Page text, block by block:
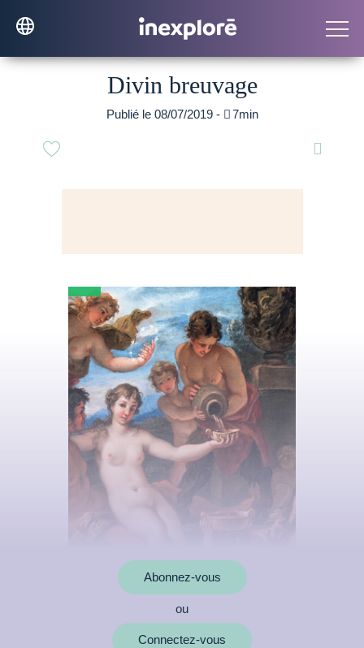
Divin breuvage
Publié le 08/07/2019 - 7min

Abonnez-vous
ou
Connectez-vous